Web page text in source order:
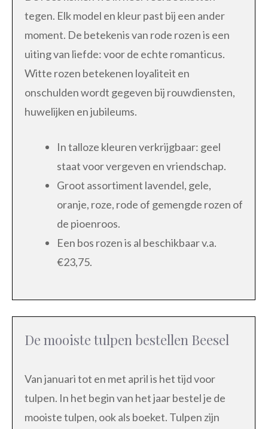
tegen. Elk model en kleur past bij een ander
moment. De betekenis van rode rozen is een
uiting van liefde: voor de echte romanticus.
Witte rozen betekenen loyaliteit en
onschulden wordt gegeven bij rouwdiensten,
huwelijken en jubileums.
In talloze kleuren verkrijgbaar: geel
staat voor vergeven en vriendschap.
Groot assortiment lavendel, gele,
oranje, roze, rode of gemengde rozen of
de pioenroos.
Een bos rozen is al beschikbaar v.a.
€23,75.
De mooiste tulpen bestellen Beesel
Van januari tot en met april is het tijd voor
tulpen. In het begin van het jaar bestel je de
mooiste tulpen, ook als boeket. Tulpen zijn